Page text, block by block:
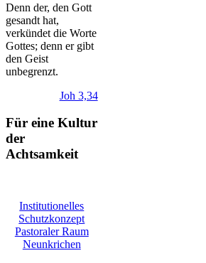
Denn der, den Gott
gesandt hat,
verkündet die Worte
Gottes; denn er gibt
den Geist
unbegrenzt.
Joh 3,34
Für eine Kultur
der
Achtsamkeit
Institutionelles
Schutzkonzept
Pastoraler Raum
Neunkrichen